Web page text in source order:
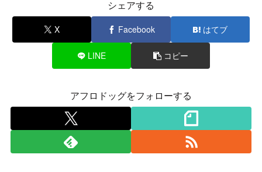
シェアする
X Facebook はてブ
LINE コピー
アフロドッグをフォローする